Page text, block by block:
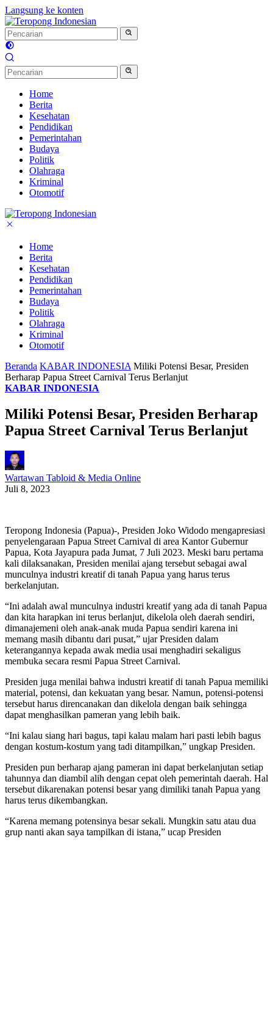
Langsung ke konten
Home
Berita
Kesehatan
Pendidikan
Pemerintahan
Budaya
Politik
Olahraga
Kriminal
Otomotif
Home
Berita
Kesehatan
Pendidikan
Pemerintahan
Budaya
Politik
Olahraga
Kriminal
Otomotif
Beranda KABAR INDONESIA Miliki Potensi Besar, Presiden
Berharap Papua Street Carnival Terus Berlanjut
KABAR INDONESIA
Miliki Potensi Besar, Presiden Berharap
Papua Street Carnival Terus Berlanjut
Wartawan Tabloid & Media Online
Juli 8, 2023
Teropong Indonesia (Papua)-, Presiden Joko Widodo mengapresiasi
penyelengaraan Papua Street Carnival di area Kantor Gubernur
Papua, Kota Jayapura pada Jumat, 7 Juli 2023. Meski baru pertama
kali dilaksanakan, Presiden menilai ajang tersebut sebagai awal
munculnya industri kreatif di tanah Papua yang harus terus
berkelanjutan.
“Ini adalah awal munculnya industri kreatif yang ada di tanah Papua
dan kita harapkan ini terus berlanjut, dikelola oleh daerah sendiri,
dimanajemeni oleh anak-anak muda Papua sendiri karena ini
memang masih dibantu dari pusat,” ujar Presiden dalam
keterangannya kepada awak media usai menghadiri sekaligus
membuka secara resmi Papua Street Carnival.
Presiden juga menilai bahwa industri kreatif di tanah Papua memiliki
material, potensi, dan kekuatan yang besar. Namun, potensi-potensi
tersebut harus direncanakan dan dikelola dengan baik sehingga
dapat menghasilkan pameran yang lebih baik.
“Ini kalau siang hari bagus, tapi kalau malam hari pasti lebih bagus
dengan kostum-kostum yang tadi ditampilkan,” ungkap Presiden.
Presiden pun berharap ajang pameran ini dapat berkelanjutan setiap
tahunnya dan diambil alih dengan cepat oleh pemerintah daerah. Hal
tersebut dikarenakan potensi besar yang dimiliki tanah Papua yang
harus terus dikembangkan.
“Karena memang potensinya besar sekali. Mungkin satu atau dua
grup nanti akan saya tampilkan di istana,” ucap Presiden